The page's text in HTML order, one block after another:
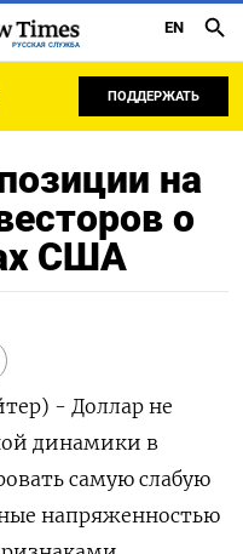
РУССКАЯ СЛУЖБА
EN
ПОДДЕРЖАТЬ
на
о
США
- Доллар не
динамики в
самую слабую
напряженностью